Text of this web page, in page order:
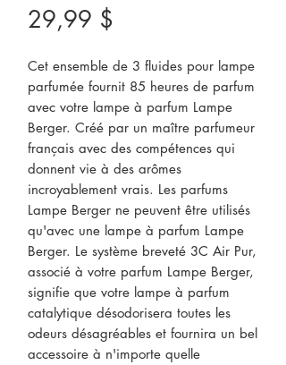
29,99 $
Cet ensemble de 3 fluides pour lampe
parfumée fournit 85 heures de parfum
avec votre lampe à parfum Lampe
Berger. Créé par un maître parfumeur
français avec des compétences qui
donnent vie à des arômes
incroyablement vrais. Les parfums
Lampe Berger ne peuvent être utilisés
qu'avec une lampe à parfum Lampe
Berger. Le système breveté 3C Air Pur,
associé à votre parfum Lampe Berger,
signifie que votre lampe à parfum
catalytique désodorisera toutes les
odeurs désagréables et fournira un bel
accessoire à n'importe quelle